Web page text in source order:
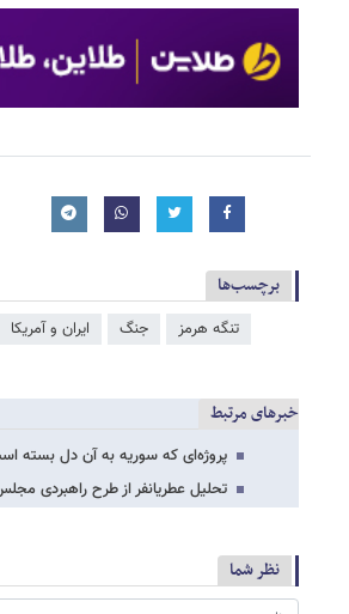
برچسب‌ها
تنگه هرمز جنگ ایران و آمریکا
خبرهای مرتبط
پروژه‌ای که سوریه به آن دل بسته
تحلیل عطریانفر از طرح راهبردی
نظر شما